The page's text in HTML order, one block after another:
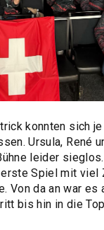
konnten sich
Ursula, René
leider
Spiel mit viel
Von da an war es
bis hin in die